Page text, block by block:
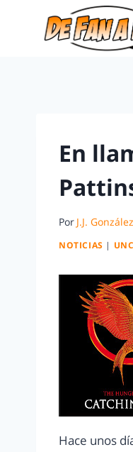
En
Por J.J.
NOTICIAS |
Hace unos